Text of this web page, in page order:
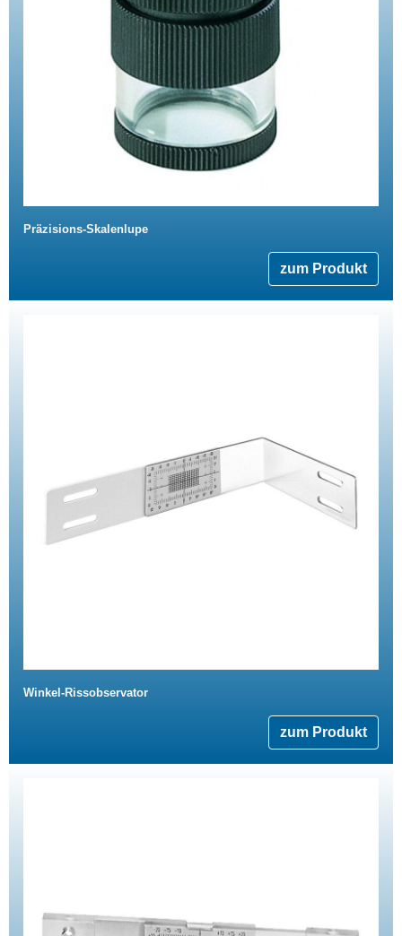
Präzisions-Skalenlupe
zum Produkt
Winkel-Rissobservator
zum Produkt